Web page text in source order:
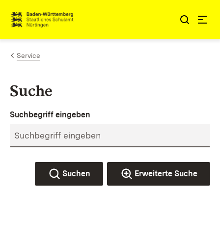
Zum Inhalt springen
Link zur Startseite
Service
Suche
Suchbegriff eingeben
Suchen Erweiterte Suche